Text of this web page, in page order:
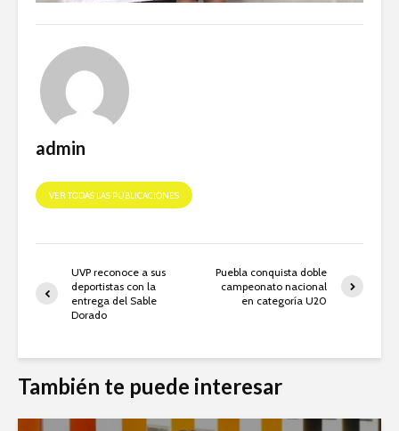
admin
VER TODAS LAS PUBLICACIONES
UVP reconoce a sus
deportistas con la
entrega del Sable
Dorado
Puebla conquista doble
campeonato nacional
en categoría U20
También te puede interesar